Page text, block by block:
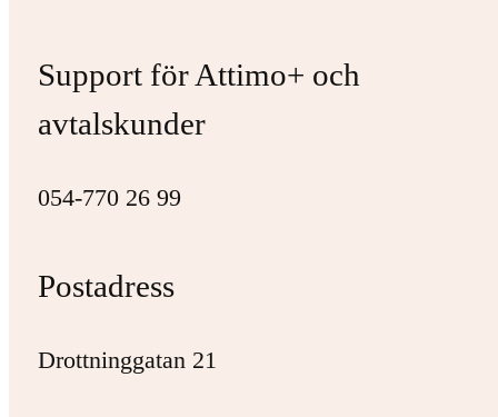
Support för Attimo+ och
avtalskunder
054-770 26 99
Postadress
Drottninggatan 21